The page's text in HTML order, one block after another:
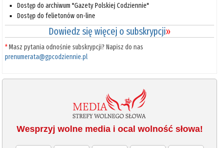
Dostęp do archiwum "Gazety Polskiej Codziennie"
Dostęp do felietonów on-line
Dowiedz się więcej o subskrypcji»
*Masz pytania odnośnie subskrypcji? Napisz do nas
prenumerata@gpcodziennie.pl
Wesprzyj wolne media i ocal wolność słowa!